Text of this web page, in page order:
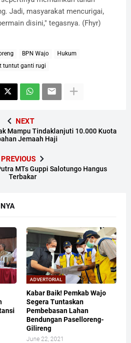
Jadi, masyarakat mencurigai,
disini," tegasnya. (Fhyr)
BPN Wajo
Hukum
tuntut ganti rugi
NEXT
Mampu Tindaklanjuti 10.000 Kuota
Jemaah Haji
PREVIOUS
MTs Guppi Salotungo Hangus
Terbakar
ADVERTORIAL
Kabar Baik! Pemkab Wajo
Segera Tuntaskan
Pembebasan Lahan
Bendungan Paselloreng-
Gilireng
June 22, 2021